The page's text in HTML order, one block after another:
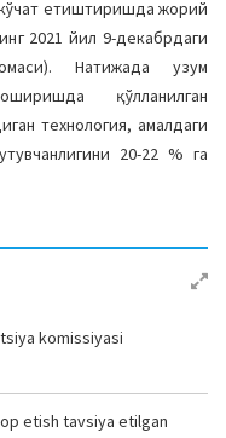
етиштиришда жорий
2021 йил 9-декабрдаги
Натижада узум
қўлланилган
технология, амалдаги
20-22 % га
komissiyasi
etish tavsiya etilgan